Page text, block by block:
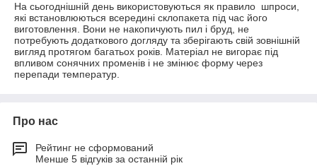
На сьогоднішній день використовуються як правило шпроси,
які встановлюються всередині склопакета під час його
виготовлення. Вони не накопичують пил і бруд, не
потребують додаткового догляду та зберігають свій зовнішній
вигляд протягом багатьох років. Матеріал не вигорає під
впливом сонячних променів і не змінює форму через
перепади температур.
Про нас
Рейтинг не сформований
Менше 5 відгуків за останній рік